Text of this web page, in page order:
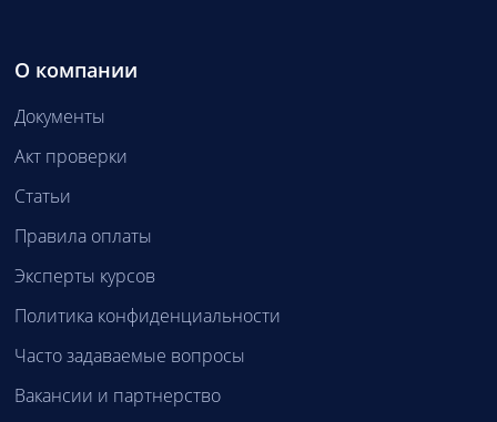
О компании
Документы
Акт проверки
Статьи
Правила оплаты
Эксперты курсов
Политика конфиденциальности
Часто задаваемые вопросы
Вакансии и партнерство